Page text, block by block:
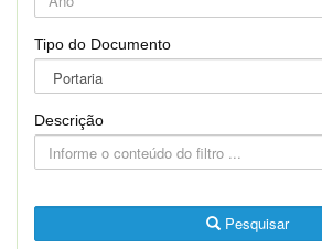
Tipo do Documento
Descrição
Pesquisar